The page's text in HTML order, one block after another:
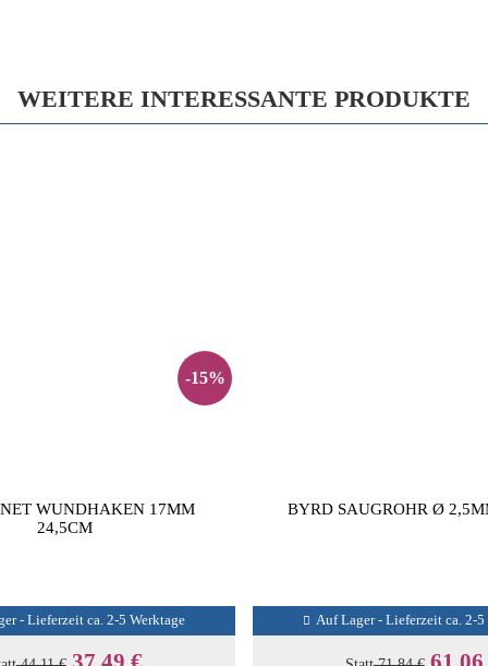
WEITERE INTERESSANTE PRODUKTE
-15%
WUNDHAKEN 17MM
24,5CM
- Lieferzeit ca. 2-5 Werktage
BYRD SAUGROHR Ø
Auf Lager - Lieferzeit ca. 2-5